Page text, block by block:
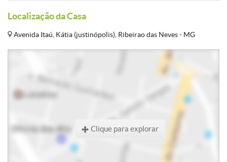
Localização da Casa
Avenida Itaú, Kátia (justinópolis), Ribeirao das Neves - MG
Clique para explorar